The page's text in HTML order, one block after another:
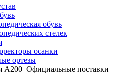
обувь
стелек
осанки
ортезы
А200 Официальные поставки